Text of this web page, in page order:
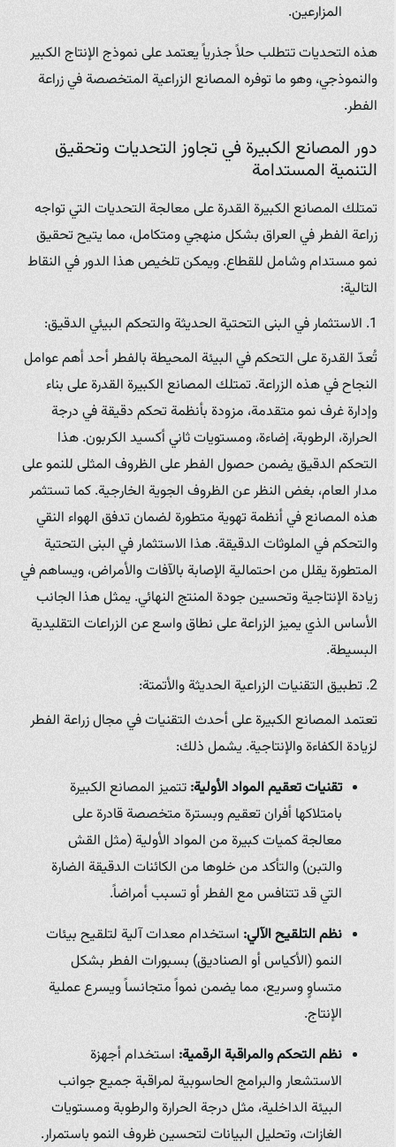
المزارعين.
هذه التحديات تتطلب حلاً جذرياً يعتمد على نموذج الإنتاج الكبير
والنموذجي، وهو ما توفره المصانع الزراعية المتخصصة في زراعة
الفطر.
دور المصانع الكبيرة في تجاوز التحديات وتحقيق
التنمية المستدامة
تمتلك المصانع الكبيرة القدرة على معالجة التحديات التي تواجه
زراعة الفطر في العراق بشكل منهجي ومتكامل، مما يتيح تحقيق
نمو مستدام وشامل للقطاع. ويمكن تلخيص هذا الدور في النقاط
التالية:
1. الاستثمار في البنى التحتية الحديثة والتحكم البيئي الدقيق:
تُعدّ القدرة على التحكم في البيئة المحيطة بالفطر أحد أهم عوامل
النجاح في هذه الزراعة. تمتلك المصانع الكبيرة القدرة على بناء
وإدارة غرف نمو متقدمة، مزودة بأنظمة تحكم دقيقة في درجة
الحرارة، الرطوبة، إضاءة، ومستويات ثاني أكسيد الكربون. هذا
التحكم الدقيق يضمن حصول الفطر على الظروف المثلى للنمو على
مدار العام، بغض النظر عن الظروف الجوية الخارجية. كما تستثمر
هذه المصانع في أنظمة تهوية متطورة لضمان تدفق الهواء النقي
والتحكم في الملوثات الدقيقة. هذا الاستثمار في البنى التحتية
المتطورة يقلل من احتمالية الإصابة بالآفات والأمراض، ويساهم في
زيادة الإنتاجية وتحسين جودة المنتج النهائي. يمثل هذا الجانب
الأساس الذي يميز الزراعة على نطاق واسع عن الزراعات التقليدية
البسيطة.
2. تطبيق التقنيات الزراعية الحديثة والأتمتة:
تعتمد المصانع الكبيرة على أحدث التقنيات في مجال زراعة الفطر
لزيادة الكفاءة والإنتاجية. يشمل ذلك:
تقنيات تعقيم المواد الأولية:تتميز المصانع الكبيرة
بامتلاكها أفران تعقيم وبسترة متخصصة قادرة على
معالجة كميات كبيرة من المواد الأولية (مثل القش
والتبن) والتأكد من خلوها من الكائنات الدقيقة الضارة
التي قد تتنافس مع الفطر أو تسبب أمراضاً.
نظم التلقيح الآلي:استخدام معدات آلية لتلقيح بيئات
النمو (الأكياس أو الصناديق) بسبورات الفطر بشكل
متساوٍ وسريع، مما يضمن نمواً متجانساً ويسرع عملية
الإنتاج.
نظم التحكم والمراقبة الرقمية:استخدام أجهزة
الاستشعار والبرامج الحاسوبية لمراقبة جميع جوانب
البيئة الداخلية، مثل درجة الحرارة والرطوبة ومستويات
الغازات، وتحليل البيانات لتحسين ظروف النمو باستمرار.